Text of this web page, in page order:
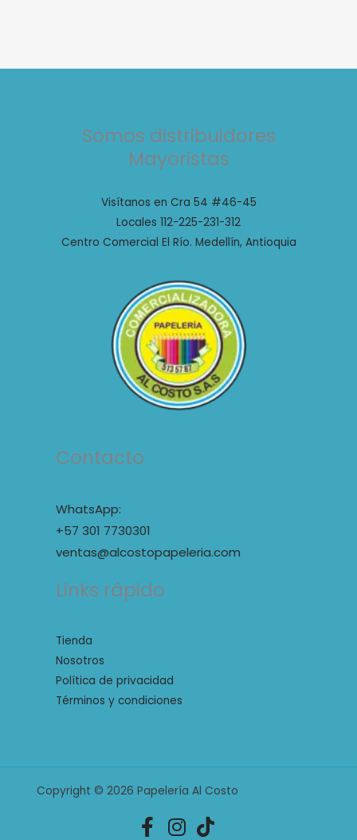
Somos distribuidores
Mayoristas
Visítanos en Cra 54 #46-45
Locales 112-225-231-312
Centro Comercial El Río. Medellín, Antioquia
Contacto
WhatsApp:
+57 301 7730301
ventas@alcostopapeleria.com
Links rápido
Tienda
Nosotros
Política de privacidad
Términos y condiciones
Copyright © 2026 Papelería Al Costo